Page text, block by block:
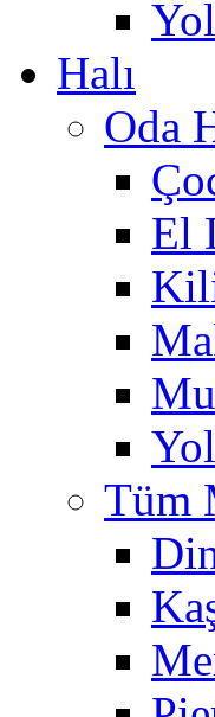
Halı
Oda
El
Tüm